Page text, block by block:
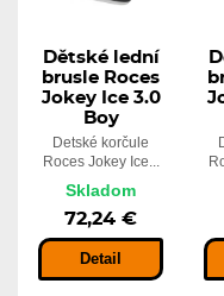
Dětské lední
brusle Roces
Jokey Ice 3.0
Boy
Detské korčule
Roces Jokey Ice...
Skladom
72,24 €
Detail